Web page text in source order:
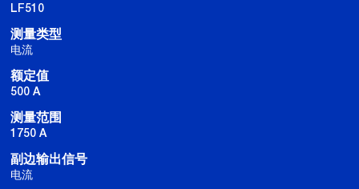
LF510
测量类型
电流
额定值
500 A
测量范围
1750 A
副边输出信号
电流